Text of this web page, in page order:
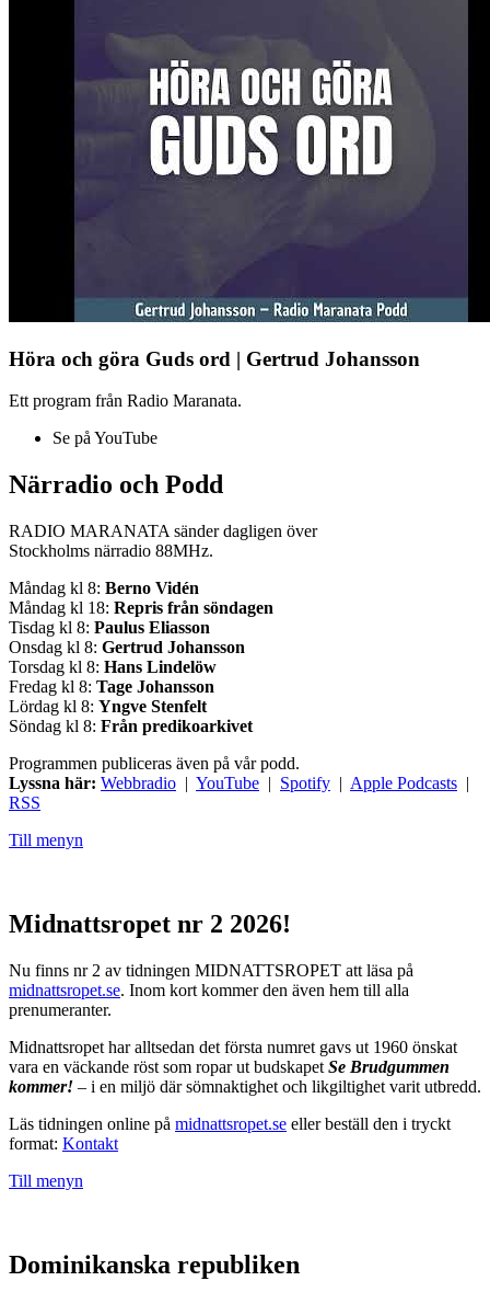
Höra och göra Guds ord | Gertrud Johansson
Ett program från Radio Maranata.
Se på YouTube
Närradio och Podd
RADIO MARANATA sänder dagligen över
Stockholms närradio 88MHz.
Måndag kl 8: Berno Vidén
Måndag kl 18: Repris från söndagen
Tisdag kl 8: Paulus Eliasson
Onsdag kl 8: Gertrud Johansson
Torsdag kl 8: Hans Lindelöw
Fredag kl 8: Tage Johansson
Lördag kl 8: Yngve Stenfelt
Söndag kl 8: Från predikoarkivet
Programmen publiceras även på vår podd.
Lyssna här: Webbradio | YouTube | Spotify | Apple Podcasts |
RSS
Till menyn
Midnattsropet nr 2 2026!
Nu finns nr 2 av tidningen MIDNATTSROPET att läsa på
midnattsropet.se. Inom kort kommer den även hem till alla
prenumeranter.
Midnattsropet har alltsedan det första numret gavs ut 1960 önskat
vara en väckande röst som ropar ut budskapet Se Brudgummen
kommer! – i en miljö där sömnaktighet och likgiltighet varit utbredd.
Läs tidningen online på midnattsropet.se eller beställ den i tryckt
format: Kontakt
Till menyn
Dominikanska republiken